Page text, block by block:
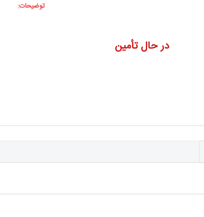
در حال تأمین
توضیحات: